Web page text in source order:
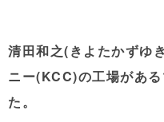
清田和之(きよたかずゆ
ニー(KCC)の工場があ
た。